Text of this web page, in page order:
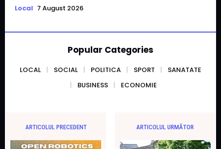
Local 7 August 2026
Popular Categories
LOCAL SOCIAL POLITICA SPORT
SANATATE
BUSINESS
ECONOMIE
ARTICOLUL PRECEDENT ARTICOLUL URMĂTOR